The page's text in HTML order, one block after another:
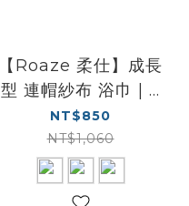
【Roaze 柔仕】成長
型 連帽紗布 浴巾 | 6
層 - 三色 (100 x 100
cm)
NT$850
NT$1,060